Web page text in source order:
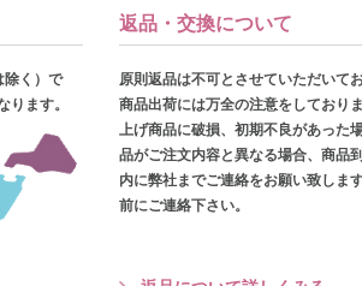
除く）で
ります。
返品・交換について
原則返品は不可とさせていただいてお
商品出荷には万全の注意をしており
上げ商品に破損、初期不良があった
品がご注文内容と異なる場合、商品
内に弊社までご連絡をお願い致しま
前にご連絡下さい。